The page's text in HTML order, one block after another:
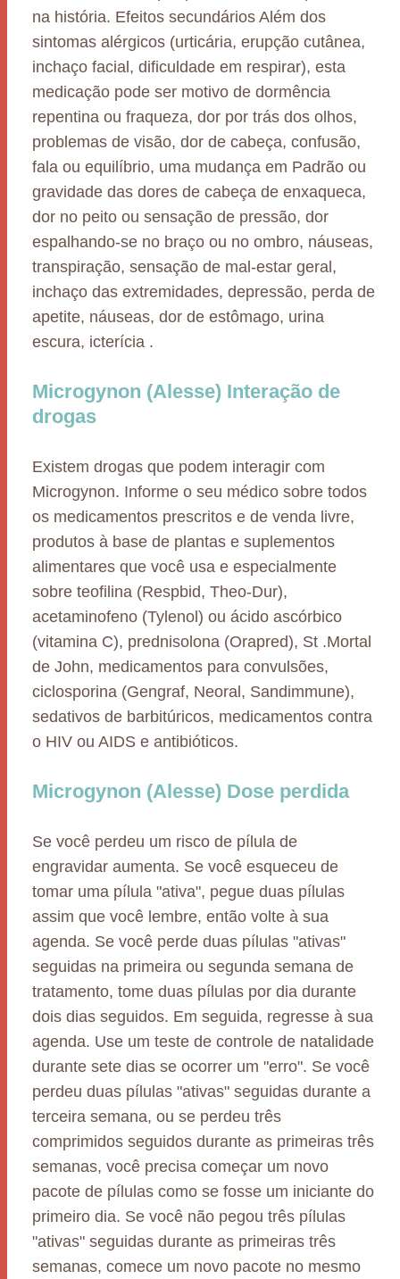
na história. Efeitos secundários Além dos
sintomas alérgicos (urticária, erupção cutânea,
inchaço facial, dificuldade em respirar), esta
medicação pode ser motivo de dormência
repentina ou fraqueza, dor por trás dos olhos,
problemas de visão, dor de cabeça, confusão,
fala ou equilíbrio, uma mudança em Padrão ou
gravidade das dores de cabeça de enxaqueca,
dor no peito ou sensação de pressão, dor
espalhando-se no braço ou no ombro, náuseas,
transpiração, sensação de mal-estar geral,
inchaço das extremidades, depressão, perda de
apetite, náuseas, dor de estômago, urina
escura, icterícia .
Microgynon (Alesse) Interação de
drogas
Existem drogas que podem interagir com
Microgynon. Informe o seu médico sobre todos
os medicamentos prescritos e de venda livre,
produtos à base de plantas e suplementos
alimentares que você usa e especialmente
sobre teofilina (Respbid, Theo-Dur),
acetaminofeno (Tylenol) ou ácido ascórbico
(vitamina C), prednisolona (Orapred), St .Mortal
de John, medicamentos para convulsões,
ciclosporina (Gengraf, Neoral, Sandimmune),
sedativos de barbitúricos, medicamentos contra
o HIV ou AIDS e antibióticos.
Microgynon (Alesse) Dose perdida
Se você perdeu um risco de pílula de
engravidar aumenta. Se você esqueceu de
tomar uma pílula "ativa", pegue duas pílulas
assim que você lembre, então volte à sua
agenda. Se você perde duas pílulas "ativas"
seguidas na primeira ou segunda semana de
tratamento, tome duas pílulas por dia durante
dois dias seguidos. Em seguida, regresse à sua
agenda. Use um teste de controle de natalidade
durante sete dias se ocorrer um "erro". Se você
perdeu duas pílulas "ativas" seguidas durante a
terceira semana, ou se perdeu três
comprimidos seguidos durante as primeiras três
semanas, você precisa começar um novo
pacote de pílulas como se fosse um iniciante do
primeiro dia. Se você não pegou três pílulas
"ativas" seguidas durante as primeiras três
semanas, comece um novo pacote no mesmo